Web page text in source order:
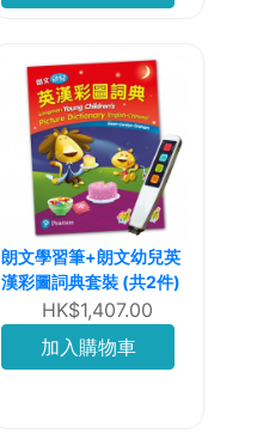
朗文學習筆+朗文幼兒英
漢彩圖詞典套裝 (共2件)
HK$1,407.00
加入購物車